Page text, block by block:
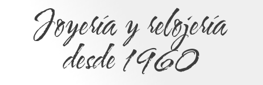
Joyería y relojería
desde 1960